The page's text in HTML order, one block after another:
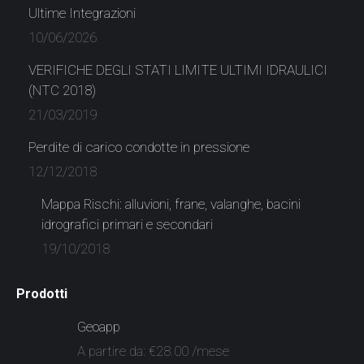
in
windowwindow
in
in
Ultime Integrazioni
10/06/2026
VERIFICHE DEGLI STATI LIMITE ULTIMI IDRAULICI
(NTC 2018)
21/03/2019
Perdite di carico condotte in pressione
12/12/2018
Mappa Rischi: alluvioni, frane, valanghe, bacini
idrografici primari e secondari
19/10/2018
Prodotti
Geoapp
A partire da: €28.00 /mese